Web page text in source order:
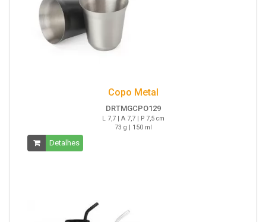
Copo Metal
DRTMGCPO129
L 7,7 | A 7,7 | P 7,5 cm
73 g | 150 ml
Detalhes